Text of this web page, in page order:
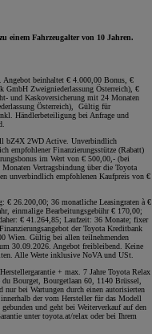
einem Fahrzeugalter von 10 Jahren.
beinhaltet € 4.000,00 Bonus, €
GmbH Zweigniederlassung Österreich), €
und Kaskoversicherung mit 24 Monaten
Österreich), Gültig für
Händlerbeteiligung bei Anfrage und
.
bZ4X 2WD Active. Unverbindlich
empfohlener Finanzierungsstütze (Rabatt)
im Wert von € 500,00,- (bei
Vertragsbindung über die Toyota
unverbindlich empfohlenen Kaufpreis von €
€ 26.200,00; 36 monatliche Leasingraten à €
einmalige Bearbeitungsgebühr € 170,00;
€ 41.264,85; Laufzeit: 36 Monate; fixer
der Toyota Kreditbank
Wien. Gültig bei allen teilnehmenden
30.09.2026. Angebot freibleibend. Keine
Alle Werte inklusive NoVA und USt.
+ max. 7 Jahre Toyota Relax
Bourget, Bourgetlaan 60, 1140 Brüssel,
bei Wartungen durch einen autorisierten
der vom Hersteller für das Modell
und geht bei Weiterverkauf auf den
unter toyota.at/relax oder bei Ihrem